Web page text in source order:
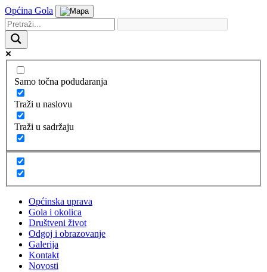
Općina Gola
Samo točna podudaranja
Traži u naslovu
Traži u sadržaju
Općinska uprava
Gola i okolica
Društveni život
Odgoj i obrazovanje
Galerija
Kontakt
Novosti